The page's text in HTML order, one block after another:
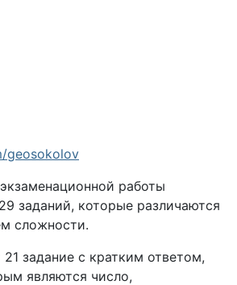
geosokolov
работы
заданий, которые различаются
сложности.
задание с кратким ответом,
являются число,